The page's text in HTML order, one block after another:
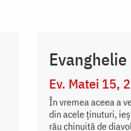
Evanghelie
Ev. Matei 15,
În vremea aceea a
din acele ținuturi,
rău chinuită de